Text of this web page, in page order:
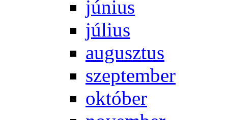
jú­ni­us
jú­li­us
au­gusz­tus
szep­tem­ber
ok­tó­ber